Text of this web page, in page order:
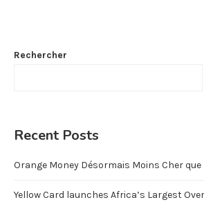
Rechercher
Recent Posts
Orange Money Désormais Moins Cher que
Yellow Card launches Africa’s Largest